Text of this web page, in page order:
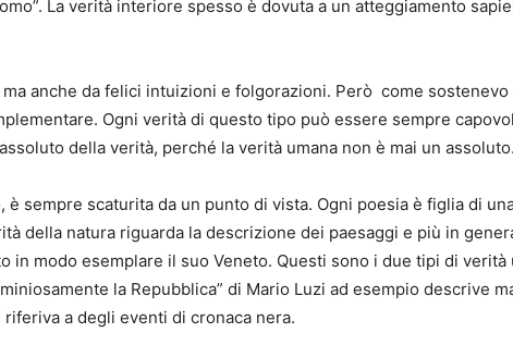
La verità interiore spesso è dovuta a un atteggiamento
anche da felici intuizioni e folgorazioni. Però come sostenevo
Ogni verità di questo tipo può essere sempre
della verità, perché la verità umana non è mai un assoluto.
sempre scaturita da un punto di vista. Ogni poesia è figlia di
della natura riguarda la descrizione dei paesaggi e più in
modo esemplare il suo Veneto. Questi sono i due tipi di verità
la Repubblica” di Mario Luzi ad esempio descrive
a degli eventi di cronaca nera.